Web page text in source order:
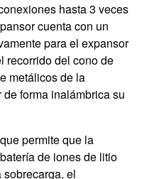
hasta 3 veces
cuenta con un
para el expansor
recorrido del cono de
metálicos de la
forma inalámbrica su
permite que la
de iones de litio
el